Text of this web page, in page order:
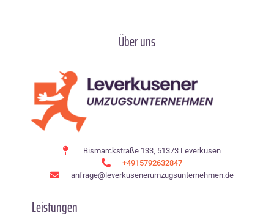
Über uns
Bismarckstraße 133, 51373 Leverkusen
+4915792632847
anfrage@leverkusenerumzugsunternehmen.de
Leistungen